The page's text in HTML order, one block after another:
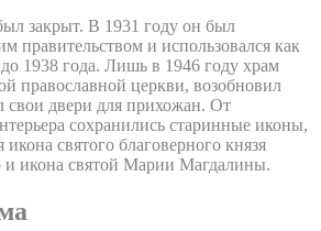
закрыт. В 1931 году он был
правительством и использовался как
1938 года. Лишь в 1946 году храм
православной церкви, возобновил
свои двери для прихожан. От
сохранились старинные иконы,
икона святого благоверного князя
и икона святой Марии Магдалины.